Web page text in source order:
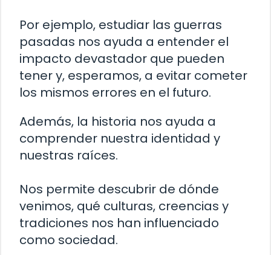
Por ejemplo, estudiar las guerras
pasadas nos ayuda a entender el
impacto devastador que pueden
tener y, esperamos, a evitar cometer
los mismos errores en el futuro.
Además, la historia nos ayuda a
comprender nuestra identidad y
nuestras raíces.
Nos permite descubrir de dónde
venimos, qué culturas, creencias y
tradiciones nos han influenciado
como sociedad.